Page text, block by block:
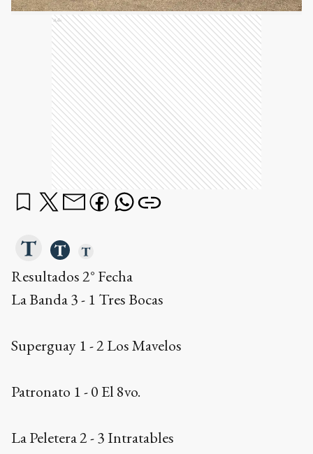
Ads
Resultados 2° Fecha
La Banda 3 - 1 Tres Bocas
Superguay 1 - 2 Los Mavelos
Patronato 1 - 0 El 8vo.
La Peletera 2 - 3 Intratables